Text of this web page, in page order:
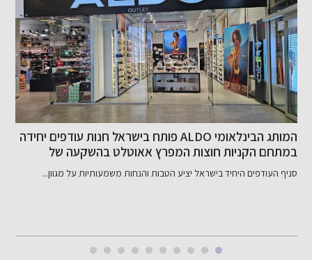
המותג הבינלאומי ALDO פותח בישראל חנות עודפים יחידה
במתחם הקניות חוצות המפרץ אאוטלט בהשקעה של
כ-800 אלף שקל
סניף העודפים היחיד בישראל יציע הטבות והנחות משמעותיות על מגוון...